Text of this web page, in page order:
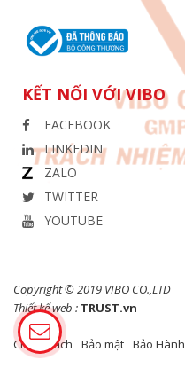
KẾT NỐI VỚI VIBO
FACEBOOK
LINKEDIN
ZALO
TWITTER
YOUTUBE
Copyright © 2019 VIBO CO.,LTD
Thiết kế web : TRUST.vn
Chính sách Bảo mật Bảo Hành